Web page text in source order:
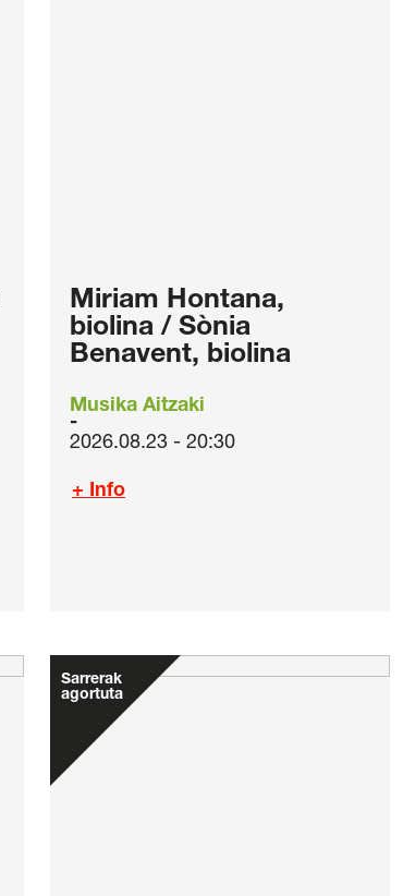
Miriam Hontana,
biolina / Sònia
Benavent, biolina
Musika Aitzaki
2026.08.23 - 20:30
+ Info
Sarrerak
agortuta